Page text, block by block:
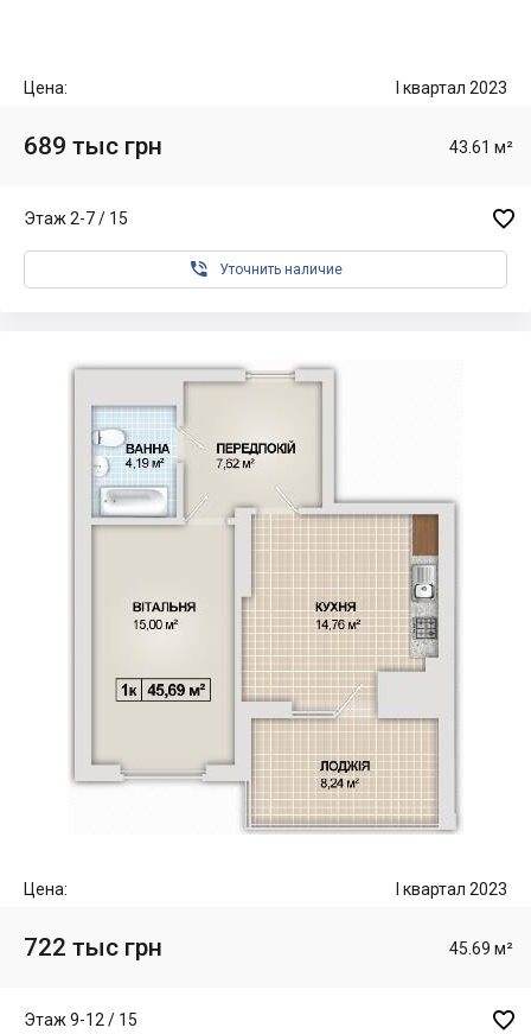
Цена: I квартал 2023
689 тыс грн 43.61 м²
Этаж 2-7 / 15 
 Уточнить наличие
Цена: I квартал 2023
722 тыс грн 45.69 м²
Этаж 9-12 / 15 